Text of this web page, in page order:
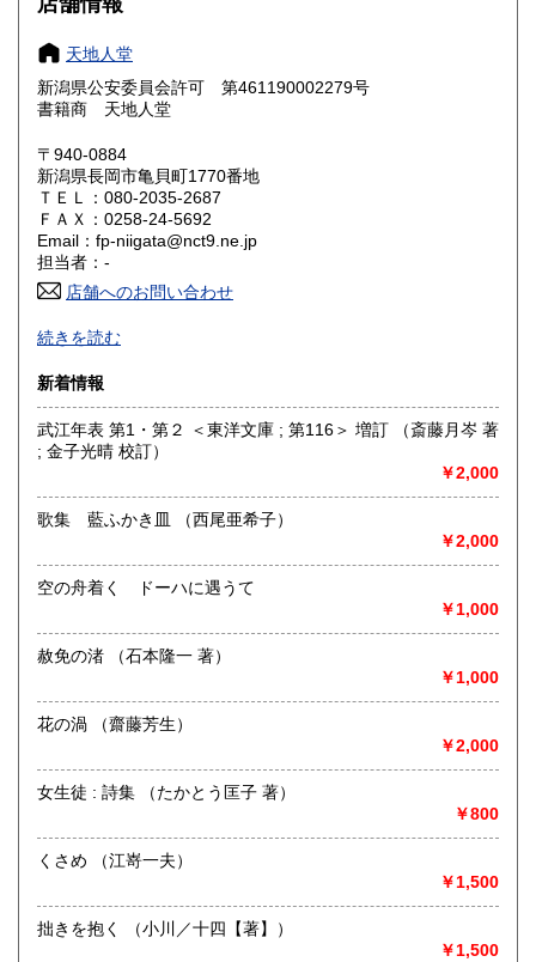
奈良県
鳥取県 185円 島根県
岡山県
山口県 185円
香川県 185円
高知県 185円
佐賀県
熊本県 185円 大分県 185円
宮崎県
185円
天地人堂
新潟県公安委員会許可 第461190002279号
書籍商 天地人堂
〒940-0884
新潟県長岡市亀貝町1770番地
ＴＥＬ：080-2035-2687
ＦＡＸ：0258-24-5692
Email：fp-niigata@nct9.ne.jp
担当者：-
店舗へのお問い合わせ
最寄駅：長岡駅
営業時間：午前10時から午後5時
定休日：不定休
新潟県内にて出張積極的に買取を行っています。査定及び出
張料は無料です。20冊以上であればお伺いいたします。ご連
絡願います。
歴史、社会科学、自然科学、サブカルチャー、古書一般（そ
の他）
続きを読む
新着情報
武江年表 第1・第２ ＜東洋文庫 ; 第116＞ 増訂 （斎藤月岑 著
; 金子光晴 校訂）
￥2,000
歌集 藍ふかき皿 （西尾亜希子）
￥2,000
空の舟着く ドーハに遇うて
￥1,000
赦免の渚 （石本隆一 著）
￥1,000
花の渦 （齋藤芳生）
￥2,000
女生徒 : 詩集 （たかとう匡子 著）
￥800
くさめ （江嵜一夫）
￥1,500
拙きを抱く （小川／十四【著】）
￥1,500